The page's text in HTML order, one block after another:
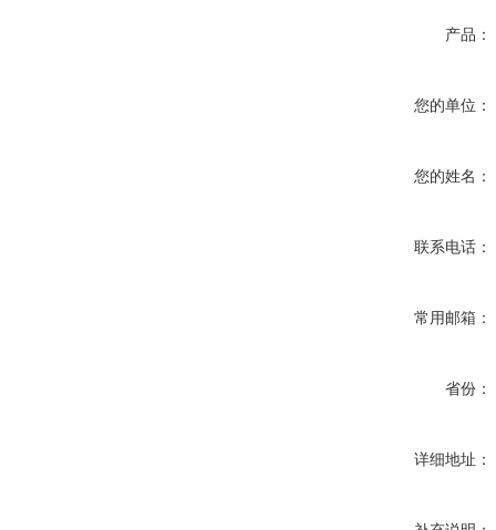
产品：
您的单位：
您的姓名：
联系电话：
常用邮箱：
省份：
详细地址：